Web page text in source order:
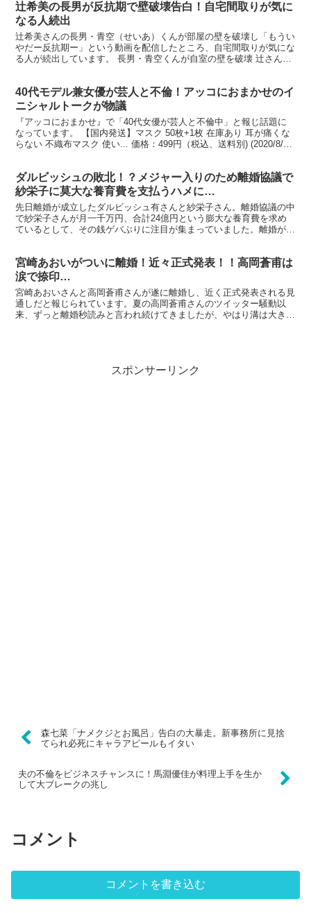
辻希美の長男が反抗期で壁破壊告白！自宅間取りが気に
なる人続出
辻希美さんの長男・青空（せいあ）くんが部屋の壁を破壊し「もうい
やだー反抗期ー」という動画を配信したところ、自宅間取りが気にな
る人が続出しています。 長男・青空くんが自室の壁を破壊 辻さんが
40代モデル兼女優が芸人と不倫！アッコにおまかせのイ
ニシャルトークが物議
『アッコにおまかせ』で「40代女優が芸人と不倫中」と報じ話題に
なっています。 【国内発送】マスク 50枚+1枚 在庫あり 耳が痛くな
らない 不織布マスク 使い... 価格：499円（税込、送料別) (2020/8/30
ダルビッシュの敗北！？メジャー入りのため離婚協議で
紗栄子に莫大な養育費を支払うハメに…
先日離婚が成立したダルビッシュ有さんと紗栄子さん。離婚協議の中
で紗栄子さんが月一千万円、合計24億円という膨大な養育費を求め
ているとして、その銭ゲバぶりに注目が集まっていました。離婚が決
宮崎あおいがついに離婚！近々正式発表！！高岡蒼甫は
涙で捺印…
宮崎あおいさんと高岡蒼甫さんが遂に離婚し、近く正式発表される見
通しだと報じられています。夏の高岡蒼甫さんのツイッター騒動以
来、ずっと離婚秒読みと言われ続けてきましたが、やはり溝は大きか
スポンサーリンク
森七菜「ナメクジとお風呂」告白の大暴走。新事務所に見捨
てられ必死にキャラアピールもイタい
夫の不倫をビジネスチャンスに！馬淵優佳が料理上手を生か
して大ブレークの兆し
コメント
コメントを書き込む